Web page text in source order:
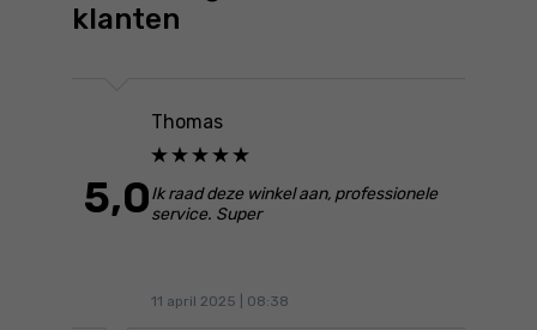
klanten
5,0
Thomas
Ik raad deze winkel aan, professionele
service. Super
11 april 2025 | 08:38